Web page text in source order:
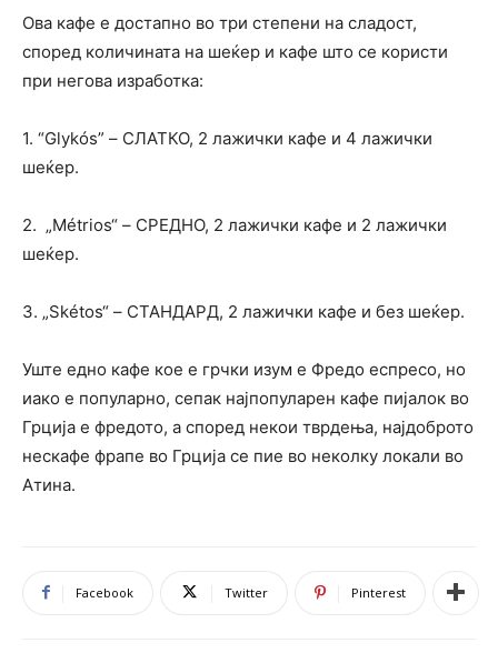
Ова кафе е достапно во три степени на сладост,
според количината на шеќер и кафе што се користи
при негова изработка:
1. “Glykós” – СЛАТКО, 2 лажички кафе и 4 лажички
шеќер.
2. „Métrios“ – СРЕДНО, 2 лажички кафе и 2 лажички
шеќер.
3. „Skétos“ – СТАНДАРД, 2 лажички кафе и без шеќер.
Уште едно кафе кое е грчки изум е Фредо еспресо, но
иако е популарно, сепак најпопуларен кафе пијалок во
Грција е фредото, а според некои тврдења, најдоброто
нескафе фрапе во Грција се пие во неколку локали во
Атина.
Facebook Twitter Pinterest